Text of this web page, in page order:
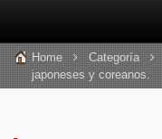
Home Categoría
japoneses y coreanos.